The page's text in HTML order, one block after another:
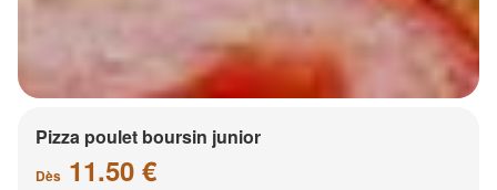
Pizza poulet boursin junior
Dès 11.50 €